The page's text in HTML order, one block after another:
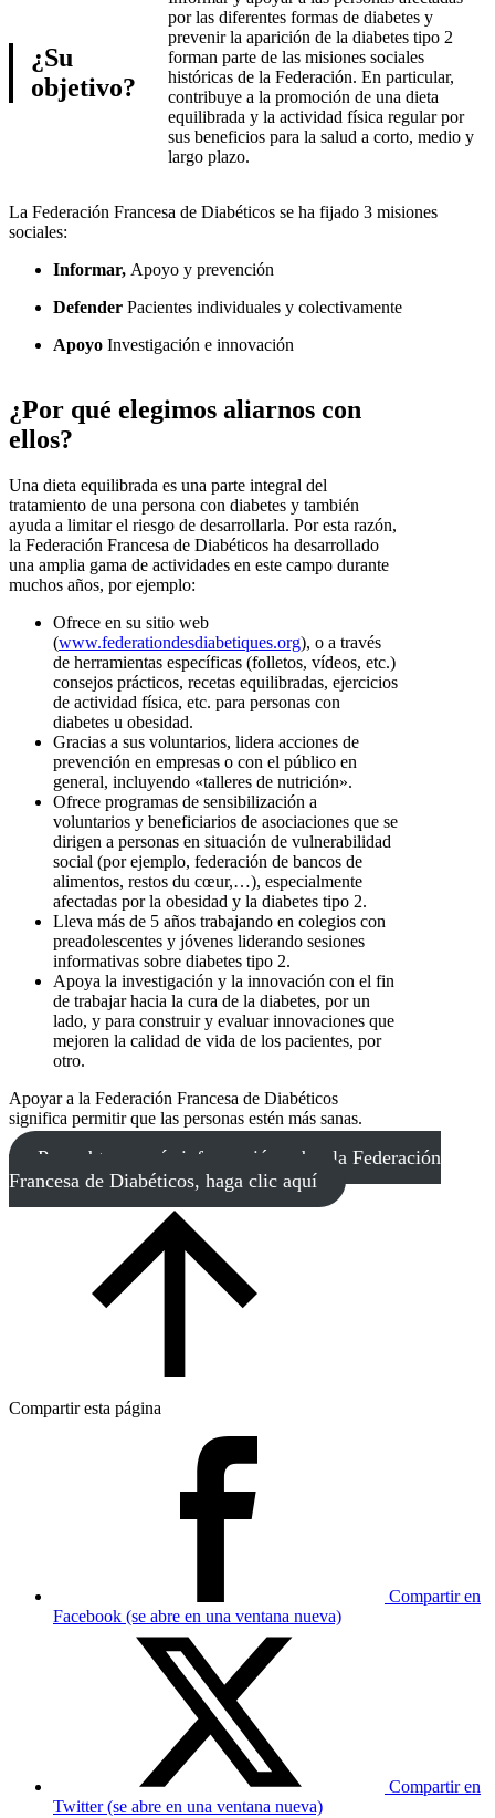
¿Su
objetivo?
por las diferentes formas de diabetes y
prevenir la aparición de la diabetes tipo 2
forman parte de las misiones sociales
históricas de la Federación. En particular,
contribuye a la promoción de una dieta
equilibrada y la actividad física regular por
sus beneficios para la salud a corto, medio y
largo plazo.
La Federación Francesa de Diabéticos se ha fijado 3 misiones
sociales:
Informar, Apoyo y prevención
Defender Pacientes individuales y colectivamente
Apoyo Investigación e innovación
¿Por qué elegimos aliarnos con
ellos?
Una dieta equilibrada es una parte integral del
tratamiento de una persona con diabetes y también
ayuda a limitar el riesgo de desarrollarla. Por esta razón,
la Federación Francesa de Diabéticos ha desarrollado
una amplia gama de actividades en este campo durante
muchos años, por ejemplo:
Ofrece en su sitio web
(www.federationdesdiabetiques.org), o a través
de herramientas específicas (folletos, vídeos, etc.)
consejos prácticos, recetas equilibradas, ejercicios
de actividad física, etc. para personas con
diabetes u obesidad.
Gracias a sus voluntarios, lidera acciones de
prevención en empresas o con el público en
general, incluyendo «talleres de nutrición».
Ofrece programas de sensibilización a
voluntarios y beneficiarios de asociaciones que se
dirigen a personas en situación de vulnerabilidad
social (por ejemplo, federación de bancos de
alimentos, restos du cœur,…), especialmente
afectadas por la obesidad y la diabetes tipo 2.
Lleva más de 5 años trabajando en colegios con
preadolescentes y jóvenes liderando sesiones
informativas sobre diabetes tipo 2.
Apoya la investigación y la innovación con el fin
de trabajar hacia la cura de la diabetes, por un
lado, y para construir y evaluar innovaciones que
mejoren la calidad de vida de los pacientes, por
otro.
Apoyar a la Federación Francesa de Diabéticos
significa permitir que las personas estén más sanas.
Para obtener más información sobre la Federación
Francesa de Diabéticos, haga clic aquí
Compartir esta página
Compartir en
Facebook (se abre en una ventana nueva)
Compartir en
Twitter (se abre en una ventana nueva)